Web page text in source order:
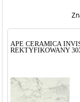
APE CERAMICA
REKTYFIKOWANY